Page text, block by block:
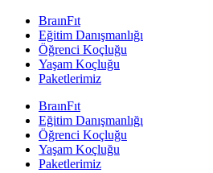
BraınFıt
Eğitim Danışmanlığı
Öğrenci Koçluğu
Yaşam Koçluğu
Paketlerimiz
BraınFıt
Eğitim Danışmanlığı
Öğrenci Koçluğu
Yaşam Koçluğu
Paketlerimiz